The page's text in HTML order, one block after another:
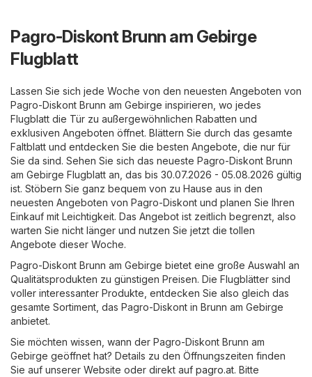
Pagro-Diskont Brunn am Gebirge
Flugblatt
Lassen Sie sich jede Woche von den neuesten Angeboten von
Pagro-Diskont Brunn am Gebirge inspirieren, wo jedes
Flugblatt die Tür zu außergewöhnlichen Rabatten und
exklusiven Angeboten öffnet. Blättern Sie durch das gesamte
Faltblatt und entdecken Sie die besten Angebote, die nur für
Sie da sind. Sehen Sie sich das neueste Pagro-Diskont Brunn
am Gebirge Flugblatt an, das bis 30.07.2026 - 05.08.2026 gültig
ist. Stöbern Sie ganz bequem von zu Hause aus in den
neuesten Angeboten von Pagro-Diskont und planen Sie Ihren
Einkauf mit Leichtigkeit. Das Angebot ist zeitlich begrenzt, also
warten Sie nicht länger und nutzen Sie jetzt die tollen
Angebote dieser Woche.
Pagro-Diskont Brunn am Gebirge bietet eine große Auswahl an
Qualitätsprodukten zu günstigen Preisen. Die Flugblätter sind
voller interessanter Produkte, entdecken Sie also gleich das
gesamte Sortiment, das Pagro-Diskont in Brunn am Gebirge
anbietet.
Sie möchten wissen, wann der Pagro-Diskont Brunn am
Gebirge geöffnet hat? Details zu den Öffnungszeiten finden
Sie auf unserer Website oder direkt auf pagro.at. Bitte